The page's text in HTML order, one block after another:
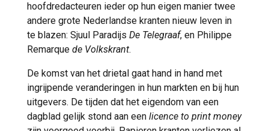
hoofdredacteuren ieder op hun eigen manier twee
andere grote Nederlandse kranten nieuw leven in
te blazen: Sjuul Paradijs De Telegraaf, en Philippe
Remarque de Volkskrant.
De komst van het drietal gaat hand in hand met
ingrijpende veranderingen in hun markten en bij hun
uitgevers. De tijden dat het eigendom van een
dagblad gelijk stond aan een licence to print money